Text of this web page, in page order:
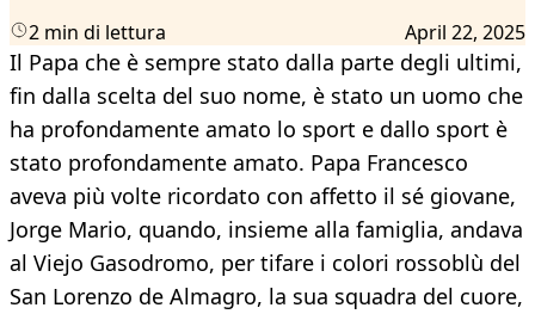
2 min di lettura April 22, 2025
Il Papa che è sempre stato dalla parte degli ultimi,
fin dalla scelta del suo nome, è stato un uomo che
ha profondamente amato lo sport e dallo sport è
stato profondamente amato. Papa Francesco
aveva più volte ricordato con affetto il sé giovane,
Jorge Mario, quando, insieme alla famiglia, andava
al Viejo Gasodromo, per tifare i colori rossoblù del
San Lorenzo de Almagro, la sua squadra del cuore,